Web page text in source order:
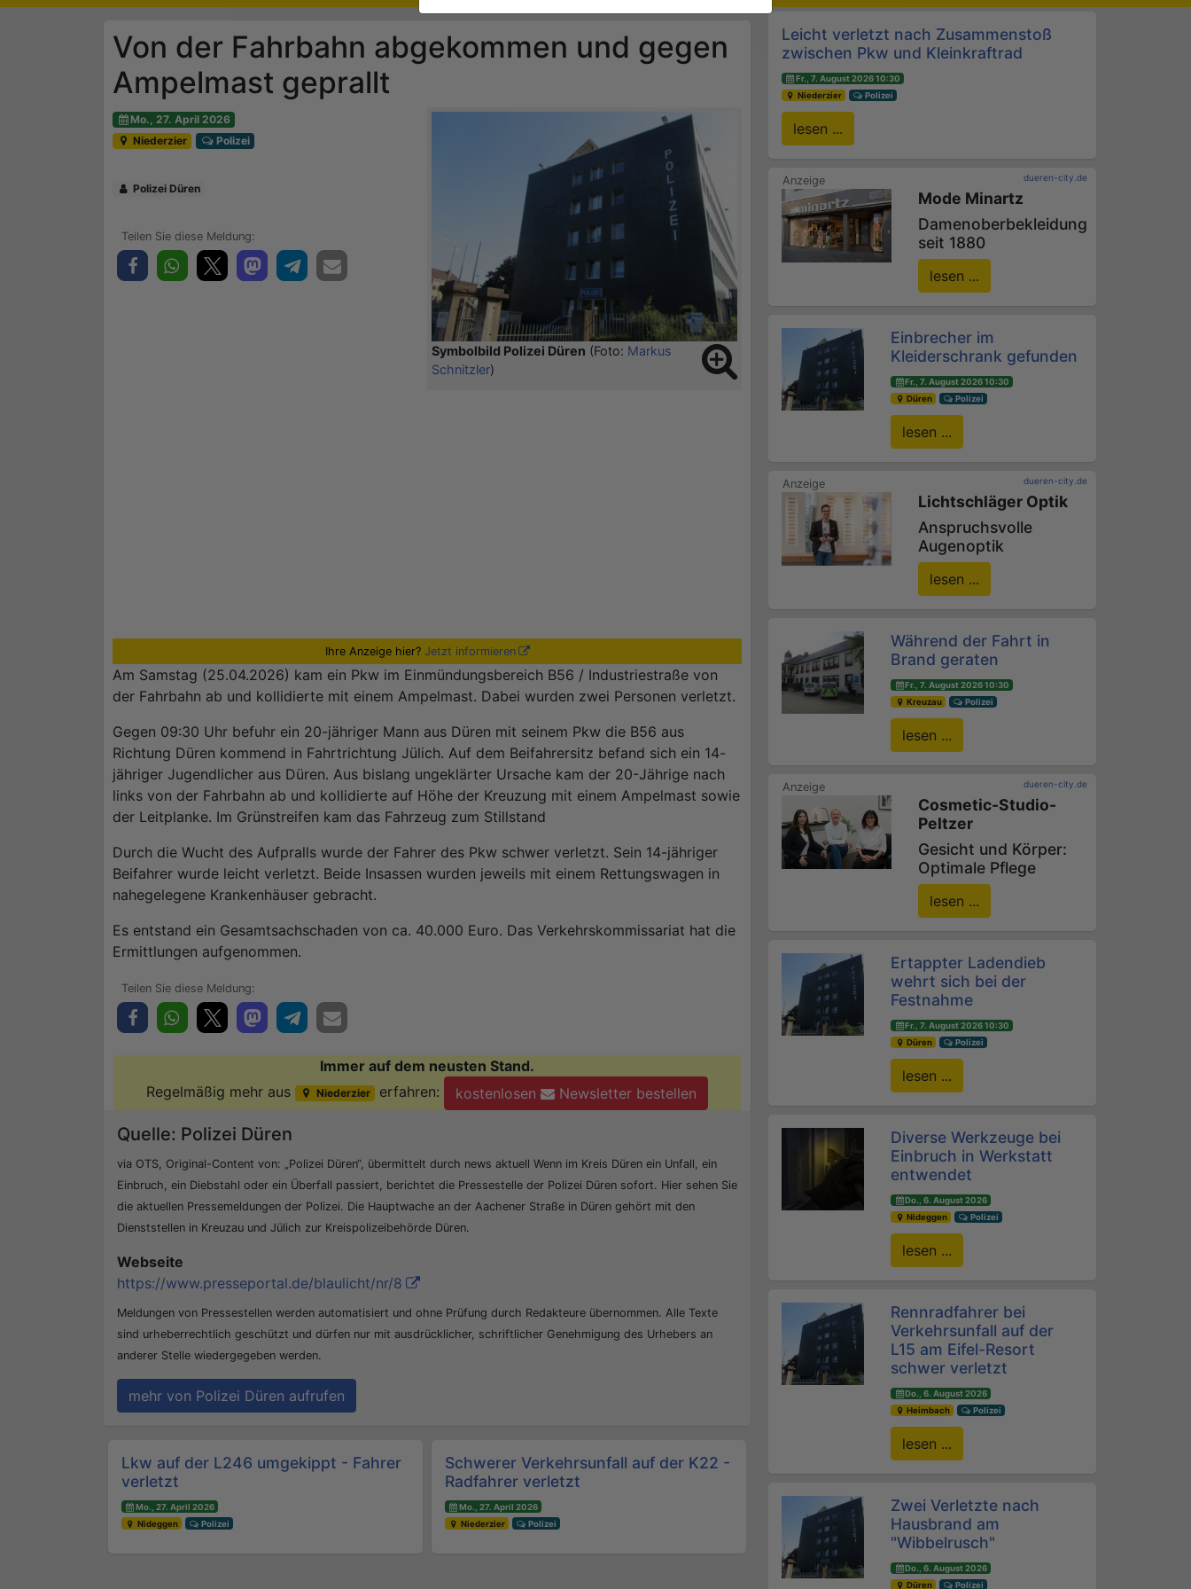
Von der Fahrbahn abgekommen und gegen
Ampelmast geprallt
Symbolbild Polizei Düren (Foto: Markus
Schnitzler)
Mo., 27. April 2026
Niederzier
Polizei
Polizei Düren
Ihre Anzeige hier? Jetzt informieren
Am Samstag (25.04.2026) kam ein Pkw im Einmündungsbereich B56 / Industriestraße von
der Fahrbahn ab und kollidierte mit einem Ampelmast. Dabei wurden zwei Personen verletzt.
Gegen 09:30 Uhr befuhr ein 20-jähriger Mann aus Düren mit seinem Pkw die B56 aus
Richtung Düren kommend in Fahrtrichtung Jülich. Auf dem Beifahrersitz befand sich ein 14-
jähriger Jugendlicher aus Düren. Aus bislang ungeklärter Ursache kam der 20-Jährige nach
links von der Fahrbahn ab und kollidierte auf Höhe der Kreuzung mit einem Ampelmast sowie
der Leitplanke. Im Grünstreifen kam das Fahrzeug zum Stillstand
Durch die Wucht des Aufpralls wurde der Fahrer des Pkw schwer verletzt. Sein 14-jähriger
Beifahrer wurde leicht verletzt. Beide Insassen wurden jeweils mit einem Rettungswagen in
nahegelegene Krankenhäuser gebracht.
Es entstand ein Gesamtsachschaden von ca. 40.000 Euro. Das Verkehrskommissariat hat die
Ermittlungen aufgenommen.
Immer auf dem neusten Stand.
Regelmäßig mehr aus
Niederzier erfahren: kostenlosen Newsletter bestellen
Quelle: Polizei Düren
via OTS, Original-Content von: „Polizei Düren“, übermittelt durch news aktuell Wenn im Kreis Düren ein Unfall, ein
Einbruch, ein Diebstahl oder ein Überfall passiert, berichtet die Pressestelle der Polizei Düren sofort. Hier sehen Sie
die aktuellen Pressemeldungen der Polizei. Die Hauptwache an der Aachener Straße in Düren gehört mit den
Dienststellen in Kreuzau und Jülich zur Kreispolizeibehörde Düren.
Webseite
https://www.presseportal.de/blaulicht/nr/8
Meldungen von Pressestellen werden automatisiert und ohne Prüfung durch Redakteure übernommen. Alle Texte
sind urheberrechtlich geschützt und dürfen nur mit ausdrücklicher, schriftlicher Genehmigung des Urhebers an
anderer Stelle wiedergegeben werden.
mehr von Polizei Düren aufrufen
Beitrags-Navigation
Lkw auf der L246 umgekippt - Fahrer
verletzt
Mo., 27. April 2026
Nideggen
Polizei
Schwerer Verkehrsunfall auf der K22 -
Radfahrer verletzt
Mo., 27. April 2026
Niederzier
Polizei
Leicht verletzt nach Zusammenstoß
zwischen Pkw und Kleinkraftrad
Fr., 7. August 2026 10:30
Niederzier
Polizei
lesen ...
dueren-city.de
Mode Minartz
Damenoberbekleidung
seit 1880
lesen ...
Einbrecher im
Kleiderschrank gefunden
Fr., 7. August 2026 10:30
Düren
Polizei
lesen ...
dueren-city.de
Lichtschläger Optik
Anspruchsvolle
Augenoptik
lesen ...
Während der Fahrt in
Brand geraten
Fr., 7. August 2026 10:30
Kreuzau
Polizei
lesen ...
dueren-city.de
Cosmetic-Studio-
Peltzer
Gesicht und Körper:
Optimale Pflege
lesen ...
Ertappter Ladendieb
wehrt sich bei der
Festnahme
Fr., 7. August 2026 10:30
Düren
Polizei
lesen ...
Diverse Werkzeuge bei
Einbruch in Werkstatt
entwendet
Do., 6. August 2026
Nideggen
Polizei
lesen ...
Rennradfahrer bei
Verkehrsunfall auf der
L15 am Eifel-Resort
schwer verletzt
Do., 6. August 2026
Heimbach
Polizei
lesen ...
Zwei Verletzte nach
Hausbrand am
"Wibbelrusch"
Do., 6. August 2026
Düren
Polizei